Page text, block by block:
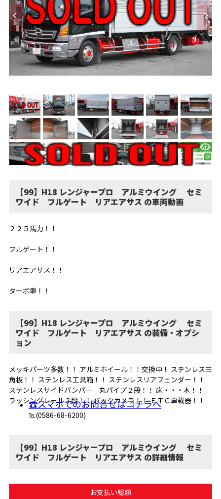
【99】H18 レンジャープロ アルミウイング セミ
ワイド フルゲート リアエアサス の車両動画
２２５馬力！！
フルゲート！！
リアエアサス！！
ターボ車！！
【99】H18 レンジャープロ アルミウイング セミ
ワイド フルゲート リアエアサス の装備・オプシ
ョン
メッキパーツ多数！！ アルミホイール！！交換中！ ステンレス三
角板！！ ステンレス工具箱！！ ステンレスリアフェンダー！！
ステンレスサイドバンパー 丸パイプ２段！！ 床・・・木！！
ラッシングレール２段！！ バックカメラ！！ ＥＴＣ車載器！！
☎スマホでのお問合せはコチラへ
℡(0586-68-6200)
【99】H18 レンジャープロ アルミウイング セミ
ワイド フルゲート リアエアサス の詳細情報
お支払い総額